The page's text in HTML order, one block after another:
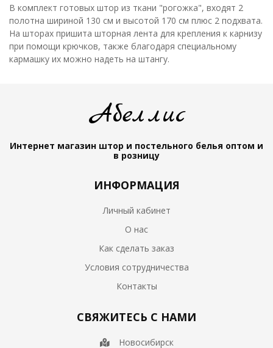
В комплект готовых штор из ткани "рогожка", входят 2
полотна шириной 130 см и высотой 170 см плюс 2 подхвата.
На шторах пришита шторная лента для крепления к карнизу
при помощи крючков, также благодаря специальному
кармашку их можно надеть на штангу.
Абеллис
Интернет магазин штор и постельного белья оптом и
в розницу
ИНФОРМАЦИЯ
Личный кабинет
О нас
Как сделать заказ
Условия сотрудничества
Контакты
СВЯЖИТЕСЬ С НАМИ
Новосибирск